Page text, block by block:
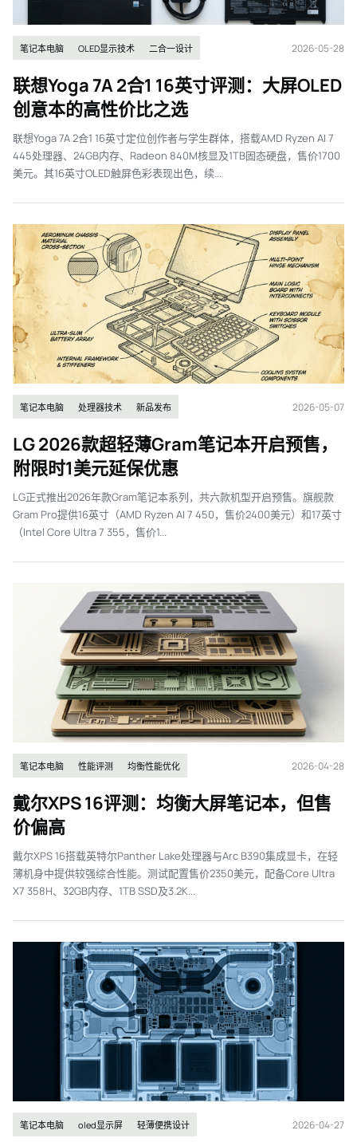
笔记本电脑 OLED显示技术 二合一设计 2026-05-28
联想Yoga 7A 2合1 16英寸评测：大屏OLED
创意本的高性价比之选
联想Yoga 7A 2合1 16英寸定位创作者与学生群体，搭载AMD Ryzen AI 7
445处理器、24GB内存、Radeon 840M核显及1TB固态硬盘，售价1700
美元。其16英寸OLED触屏色彩表现出色，续...
笔记本电脑 处理器技术 新品发布 2026-05-07
LG 2026款超轻薄Gram笔记本开启预售，
附限时1美元延保优惠
LG正式推出2026年款Gram笔记本系列，共六款机型开启预售。旗舰款
Gram Pro提供16英寸（AMD Ryzen AI 7 450，售价2400美元）和17英寸
（Intel Core Ultra 7 355，售价1...
笔记本电脑 性能评测 均衡性能优化 2026-04-28
戴尔XPS 16评测：均衡大屏笔记本，但售
价偏高
戴尔XPS 16搭载英特尔Panther Lake处理器与Arc B390集成显卡，在轻
薄机身中提供较强综合性能。测试配置售价2350美元，配备Core Ultra
X7 358H、32GB内存、1TB SSD及3.2K...
笔记本电脑 oled显示屏 轻薄便携设计 2026-04-27